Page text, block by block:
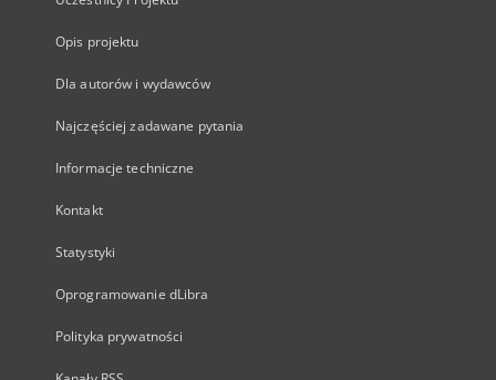
Opis projektu
Dla autorów i wydawców
Najczęściej zadawane pytania
Informacje techniczne
Kontakt
Statystyki
Oprogramowanie dLibra
Polityka prywatności